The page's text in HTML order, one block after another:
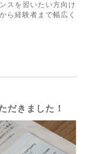
スを習いたい方向け
ら経験者まで幅広く
だきました！